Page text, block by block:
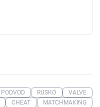
PODVOD RUSKO
VALVE
CHEAT
MATCHMAKING